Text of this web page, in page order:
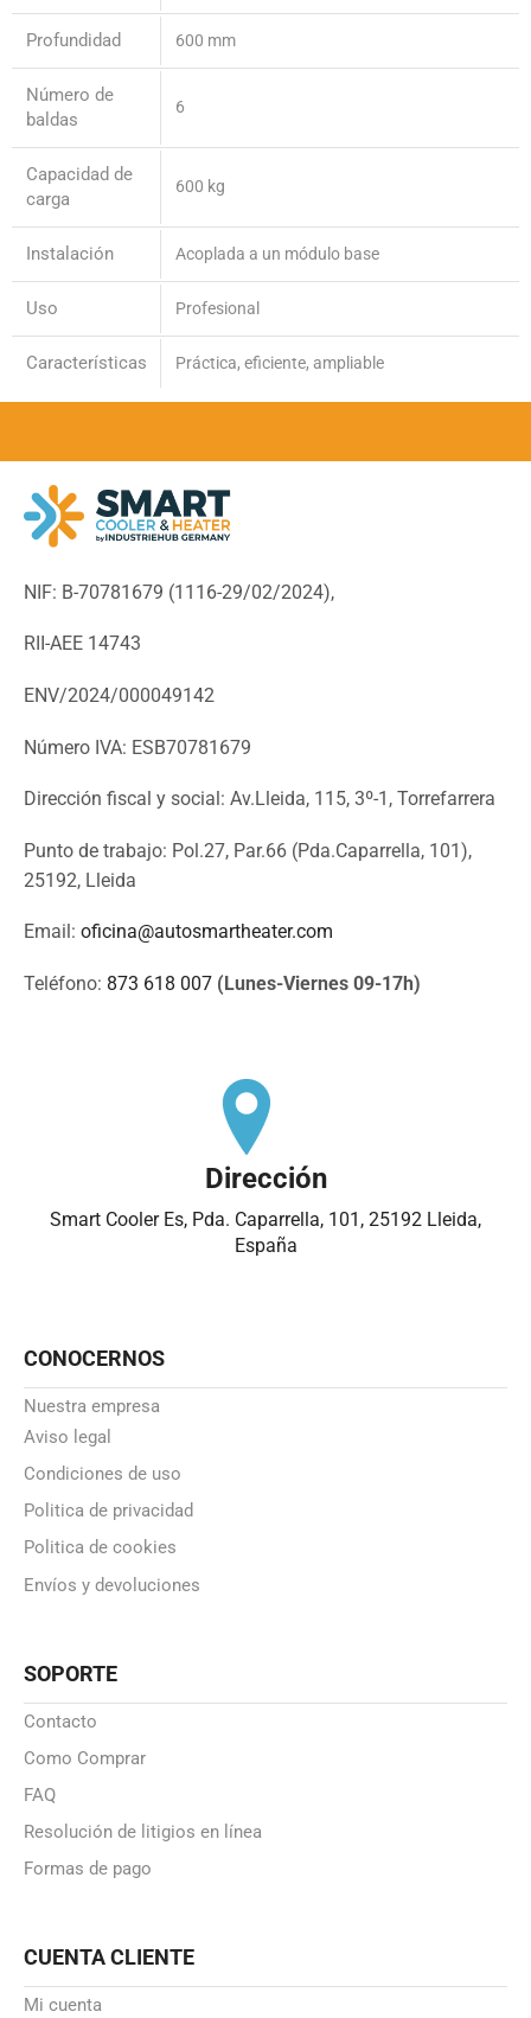
Profundidad 600 mm
Número de
baldas
6
Capacidad de
carga
600 kg
Instalación Acoplada a un módulo base
Uso Profesional
Características Práctica, eficiente, ampliable
NIF: B-70781679 (1116-29/02/2024),
RII-AEE 14743
ENV/2024/000049142
Número IVA: ESB70781679
Dirección fiscal y social: Av.Lleida, 115, 3º-1, Torrefarrera
Punto de trabajo: Pol.27, Par.66 (Pda.Caparrella, 101),
25192, Lleida
Email: oficina@autosmartheater.com
Teléfono: 873 618 007 (Lunes-Viernes 09-17h)
Dirección
Smart Cooler Es, Pda. Caparrella, 101, 25192 Lleida,
España
CONOCERNOS
Nuestra empresa
Aviso legal
Condiciones de uso
Politica de privacidad
Politica de cookies
Envíos y devoluciones
SOPORTE
Contacto
Como Comprar
FAQ
Resolución de litigios en línea
Formas de pago
CUENTA CLIENTE
Mi cuenta